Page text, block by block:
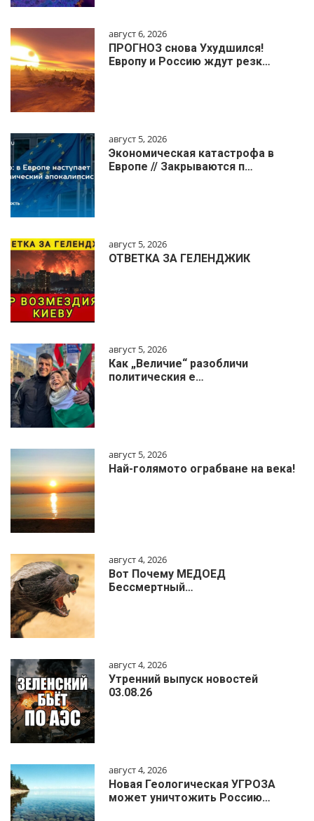
август 6, 2026
ПРОГНОЗ снова Ухудшился!
Европу и Россию ждут резк…
август 5, 2026
Экономическая катастрофа в
Европе // Закрываются п…
август 5, 2026
ОТВЕТКА ЗА ГЕЛЕНДЖИК
август 5, 2026
Как „Величие“ разобличи
политическия е…
август 5, 2026
Най-голямото ограбване на века!
август 4, 2026
Вот Почему МЕДОЕД
Бессмертный…
август 4, 2026
Утренний выпуск новостей
03.08.26
август 4, 2026
Новая Геологическая УГРОЗА
может уничтожить Россию…